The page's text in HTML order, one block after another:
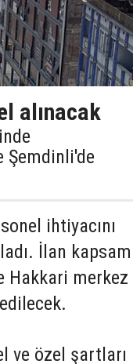
alınacak
Şemdinli'de
ihtiyacını
İlan
Hakkari
ve özel şartları